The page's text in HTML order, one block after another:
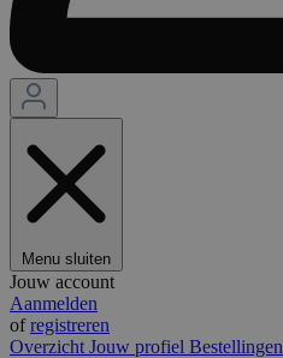
Menu sluiten
Jouw account
Aanmelden
ofregistreren
Overzicht Jouw profiel Bestellingen